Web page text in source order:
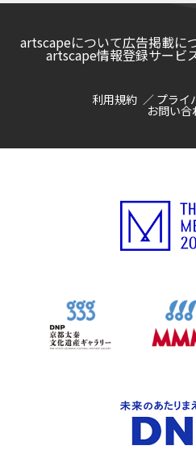
artscapeについて広告掲載に
artscape情報登録サービ
利用規約 プライ
お問い合